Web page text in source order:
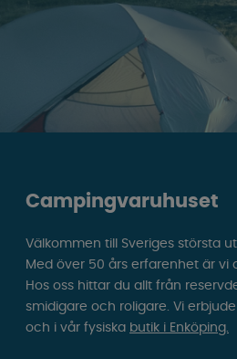
Campingvaruhuset
Välkommen till Sveriges största
Med över 50 års erfarenhet är vi
Hos oss hittar du allt från
smidigare och roligare. Vi
och i vår fysiska butik i Enköping.